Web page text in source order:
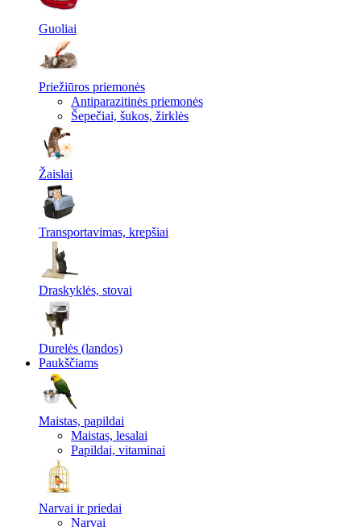
Guoliai
Priežiūros priemonės
Antiparazitinės priemonės
Šepečiai, šukos, žirklės
Žaislai
Transportavimas, krepšiai
Draskyklės, stovai
Durelės (landos)
Paukščiams
Maistas, papildai
Maistas, lesalai
Papildai, vitaminai
Narvai ir priedai
Narvai